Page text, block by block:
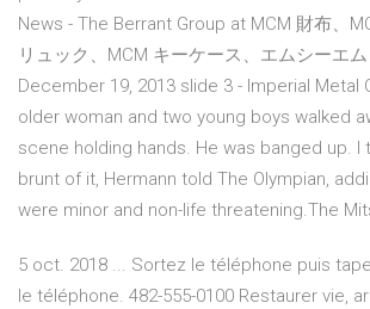
News - The Berrant Group at MCM 財布、
リュック、MCM キーケース、エムシーエ
December 19, 2013 slide 3 - Imperial Metal
older woman and two young boys walked
scene holding hands. He was banged up. I
brunt of it, Hermann told The Olympian,
were minor and non-life threatening.The
5 oct. 2018 ... Sortez le téléphone puis
le téléphone. 482-555-0100 Restaurer vie,